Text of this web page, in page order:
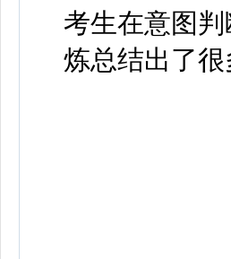
考生在意图
炼总结出了